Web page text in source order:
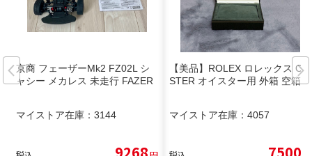
京商 フェーザーMk2 FZ02L シ
ャシー メカレス 未走行 FAZER
マイストア在庫： 3144
【美品】ROLEX ロレックス OY
STER オイスター用 外箱 空箱
マイストア在庫： 4057